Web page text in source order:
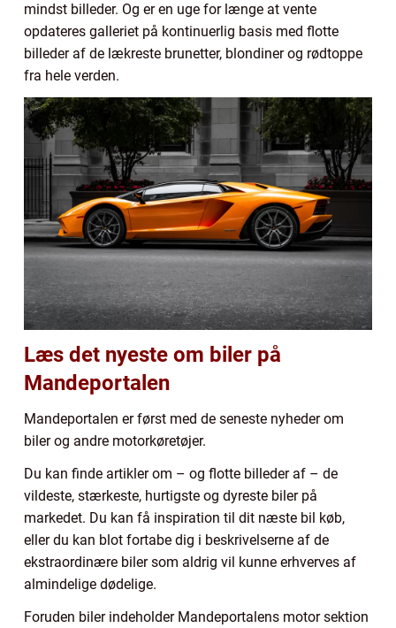
mindst billeder. Og er en uge for længe at vente
opdateres galleriet på kontinuerlig basis med flotte
billeder af de lækreste brunetter, blondiner og rødtoppe
fra hele verden.
Læs det nyeste om biler på
Mandeportalen
Mandeportalen er først med de seneste nyheder om
biler og andre motorkøretøjer.
Du kan finde artikler om – og flotte billeder af – de
vildeste, stærkeste, hurtigste og dyreste biler på
markedet. Du kan få inspiration til dit næste bil køb,
eller du kan blot fortabe dig i beskrivelserne af de
ekstraordinære biler som aldrig vil kunne erhverves af
almindelige dødelige.
Foruden biler indeholder Mandeportalens motor sektion